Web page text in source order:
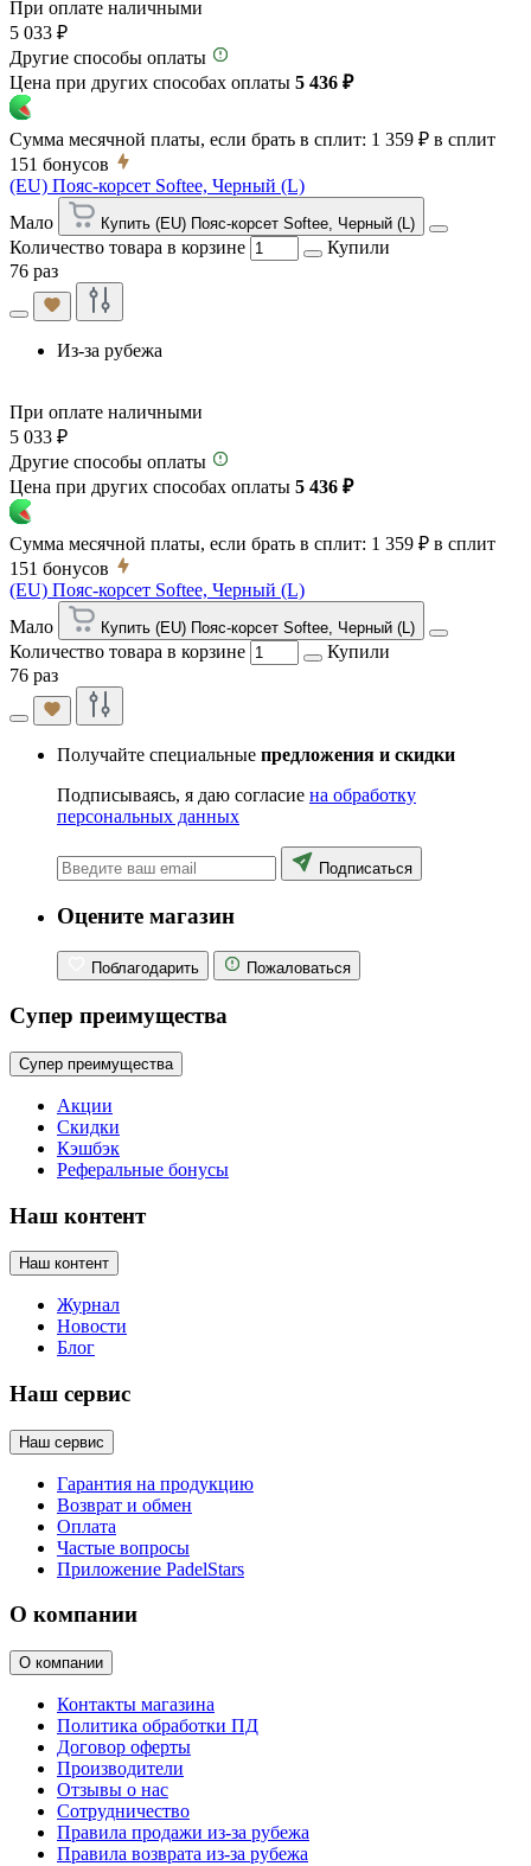
При оплате наличными
5 033 ₽
Другие способы оплаты
Цена при других способах оплаты 5 436 ₽
Сумма месячной платы, если брать в сплит: 1 359 ₽ в сплит
151 бонусов
(EU) Пояс-корсет Softee, Черный (L)
Мало
Купить (EU) Пояс-корсет Softee, Черный (L)
Количество товара в корзине
Купили
76 раз
Из-за рубежа
При оплате наличными
5 033 ₽
Другие способы оплаты
Цена при других способах оплаты 5 436 ₽
Сумма месячной платы, если брать в сплит: 1 359 ₽ в сплит
151 бонусов
(EU) Пояс-корсет Softee, Черный (L)
Мало
Купить (EU) Пояс-корсет Softee, Черный (L)
Количество товара в корзине
Купили
76 раз
Получайте специальные предложения и скидки
Подписываясь, я даю согласие на обработку
персональных данных
Подписаться
Оцените магазин
Поблагодарить Пожаловаться
Супер преимущества
Супер преимущества
Акции
Скидки
Кэшбэк
Реферальные бонусы
Наш контент
Наш контент
Журнал
Новости
Блог
Наш сервис
Наш сервис
Гарантия на продукцию
Возврат и обмен
Оплата
Частые вопросы
Приложение PadelStars
О компании
О компании
Контакты магазина
Политика обработки ПД
Договор оферты
Производители
Отзывы о нас
Сотрудничество
Правила продажи из-за рубежа
Правила возврата из-за рубежа